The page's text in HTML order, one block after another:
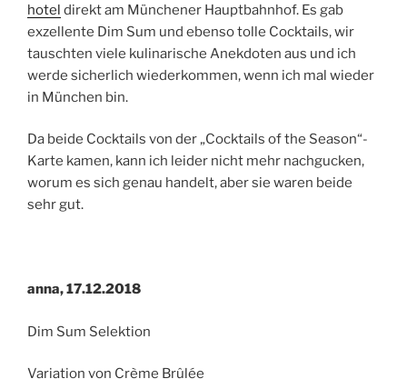
hotel direkt am Münchener Hauptbahnhof. Es gab
exzellente Dim Sum und ebenso tolle Cocktails, wir
tauschten viele kulinarische Anekdoten aus und ich
werde sicherlich wiederkommen, wenn ich mal wieder
in München bin.
Da beide Cocktails von der „Cocktails of the Season“-
Karte kamen, kann ich leider nicht mehr nachgucken,
worum es sich genau handelt, aber sie waren beide
sehr gut.
anna, 17.12.2018
Dim Sum Selektion
Variation von Crème Brûlée